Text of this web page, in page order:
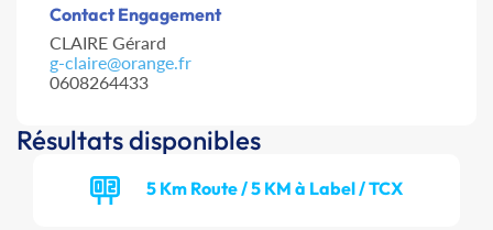
Contact Engagement
CLAIRE Gérard
g-claire@orange.fr
0608264433
Résultats disponibles
5 Km Route / 5 KM à Label / TCX